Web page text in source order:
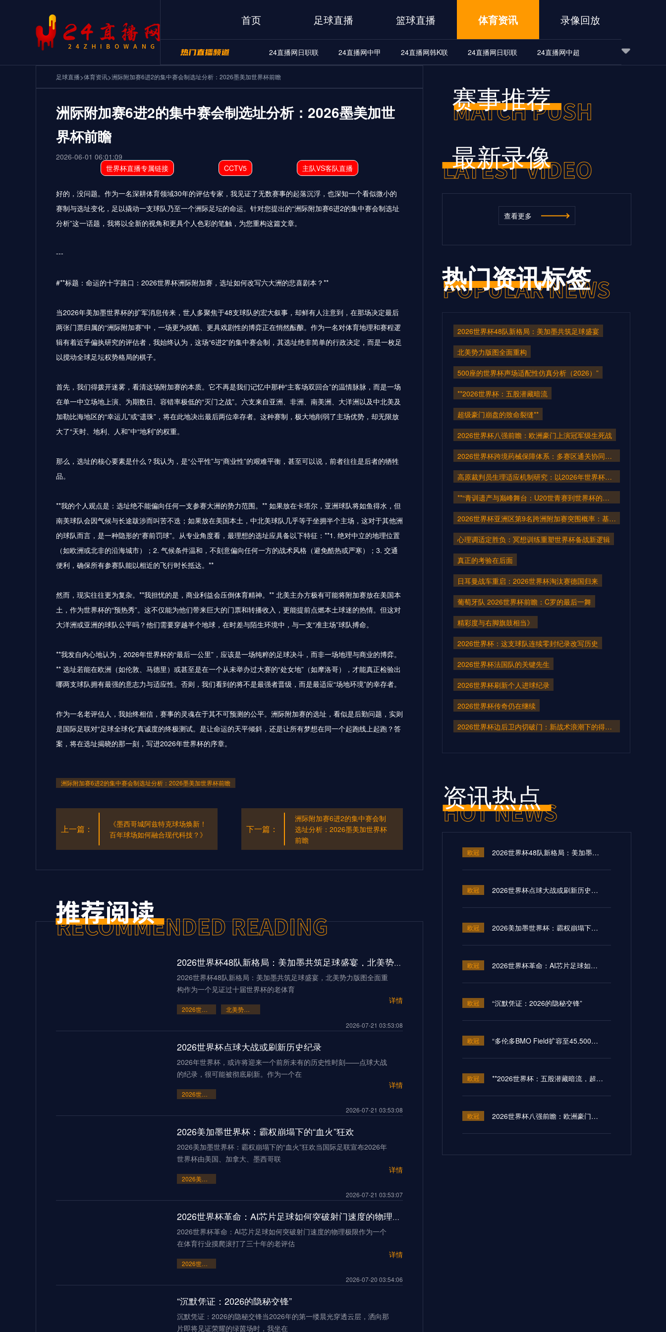
首页 足球直播 篮球直播 体育资讯 录像回放
24直播网日职联 24直播网中甲 24直播网韩K联 24直播网日职联 24直播网中超
24直播网NBA 24直播网世界杯
24直播网中超 24直播网NBA
足球直播>体育资讯>洲际附加赛6进2的集中赛会制选址分析：2026墨美加世界杯前瞻
洲际附加赛6进2的集中赛会制选址分析：2026墨美加世
界杯前瞻
2026-06-01 06:01:09
世界杯直播专属链接
CCTV5 主队VS客队直播
好的，没问题。作为一名深耕体育领域30年的评估专家，我见证了无数赛事的起落沉浮，也深知一个看似微小的
赛制与选址变化，足以撬动一支球队乃至一个洲际足坛的命运。针对您提出的“洲际附加赛6进2的集中赛会制选址
分析”这一话题，我将以全新的视角和更具个人色彩的笔触，为您重构这篇文章。
---
#**标题：命运的十字路口：2026世界杯洲际附加赛，选址如何改写六大洲的悲喜剧本？**
当2026年美加墨世界杯的扩军消息传来，世人多聚焦于48支球队的宏大叙事，却鲜有人注意到，在那场决定最后
两张门票归属的“洲际附加赛”中，一场更为残酷、更具戏剧性的博弈正在悄然酝酿。作为一名对体育地理和赛程逻
辑有着近乎偏执研究的评估者，我始终认为，这场“6进2”的集中赛会制，其选址绝非简单的行政决定，而是一枚足
以搅动全球足坛权势格局的棋子。
首先，我们得拨开迷雾，看清这场附加赛的本质。它不再是我们记忆中那种“主客场双回合”的温情脉脉，而是一场
在单一中立场地上演、为期数日、容错率极低的“灭门之战”。六支来自亚洲、非洲、南美洲、大洋洲以及中北美及
加勒比海地区的“幸运儿”或“遗珠”，将在此地决出最后两位幸存者。这种赛制，极大地削弱了主场优势，却无限放
大了“天时、地利、人和”中“地利”的权重。
那么，选址的核心要素是什么？我认为，是“公平性”与“商业性”的艰难平衡，甚至可以说，前者往往是后者的牺牲
品。
**我的个人观点是：选址绝不能偏向任何一支参赛大洲的势力范围。** 如果放在卡塔尔，亚洲球队将如鱼得水，但
南美球队会因气候与长途跋涉而叫苦不迭；如果放在美国本土，中北美球队几乎等于坐拥半个主场，这对于其他洲
的球队而言，是一种隐形的“赛前罚球”。从专业角度看，最理想的选址应具备以下特征：**1. 绝对中立的地理位置
（如欧洲或北非的沿海城市）；2. 气候条件温和，不刻意偏向任何一方的战术风格（避免酷热或严寒）；3. 交通
便利，确保所有参赛队能以相近的飞行时长抵达。**
然而，现实往往更为复杂。**我担忧的是，商业利益会压倒体育精神。** 北美主办方极有可能将附加赛放在美国本
土，作为世界杯的“预热秀”。这不仅能为他们带来巨大的门票和转播收入，更能提前点燃本土球迷的热情。但这对
大洋洲或亚洲的球队公平吗？他们需要穿越半个地球，在时差与陌生环境中，与一支“准主场”球队搏命。
**我发自内心地认为，2026年世界杯的“最后一公里”，应该是一场纯粹的足球决斗，而非一场地理与商业的博弈。
** 选址若能在欧洲（如伦敦、马德里）或甚至是在一个从未举办过大赛的“处女地”（如摩洛哥），才能真正检验出
哪两支球队拥有最强的意志力与适应性。否则，我们看到的将不是最强者晋级，而是最适应“场地环境”的幸存者。
作为一名老评估人，我始终相信，赛事的灵魂在于其不可预测的公平。洲际附加赛的选址，看似是后勤问题，实则
是国际足联对“足球全球化”真诚度的终极测试。是让命运的天平倾斜，还是让所有梦想在同一个起跑线上起跑？答
案，将在选址揭晓的那一刻，写进2026年世界杯的序章。
洲际附加赛6进2的集中赛会制选址分析：2026墨美加世界杯前瞻
上一篇：
《墨西哥城阿兹特克球场焕新！
百年球场如何融合现代科技？》
下一篇：
洲际附加赛6进2的集中赛会制
选址分析：2026墨美加世界杯
前瞻
2026世界杯48队新格局：美加墨共筑足球盛宴，北美势力版图全面重构
2026世界杯48队新格局：美加墨共筑足球盛宴，北美势力版图全面重
构作为一个见证过十届世界杯的老体育
详情
2026世界杯48队新格局：美加墨共筑足球盛宴
北美势力版图全面重构
2026-07-21 03:53:08
2026世界杯点球大战或刷新历史纪录
2026年世界杯，或许将迎来一个前所未有的历史性时刻——点球大战
的纪录，很可能被彻底刷新。作为一个在
详情
2026世界杯点球大战或刷新历史纪录
2026-07-21 03:53:08
2026美加墨世界杯：霸权崩塌下的“血火”狂欢
2026美加墨世界杯：霸权崩塌下的“血火”狂欢当国际足联宣布2026年
世界杯由美国、加拿大、墨西哥联
详情
2026美加墨世界杯：霸权崩塌下的“血火”狂欢
2026-07-21 03:53:07
2026世界杯革命：AI芯片足球如何突破射门速度的物理极限
2026世界杯革命：AI芯片足球如何突破射门速度的物理极限作为一个
在体育行业摸爬滚打了三十年的老评估
详情
2026世界杯革命：AI芯片足球如何突破射门速度的物理极限
2026-07-20 03:54:06
“沉默凭证：2026的隐秘交锋”
沉默凭证：2026的隐秘交锋当2026年的第一缕晨光穿透云层，洒向那
片即将见证荣耀的绿茵场时，我坐在
赛事推荐
最新录像
查看更多
热门资讯标签
2026世界杯48队新格局：美加墨共筑足球盛宴
北美势力版图全面重构
500座的世界杯声场适配性仿真分析（2026）”
**2026世界杯：五股潜藏暗流
超级豪门崩盘的致命裂缝**
2026世界杯八强前瞻：欧洲豪门上演冠军级生死战
2026世界杯跨境药械保障体系：多赛区通关协同机制构建与医疗应急仿真推演
高原裁判员生理适应机制研究：以2026年世界杯墨西哥城赛场为视角
**“青训遗产与巅峰舞台：U20世青赛到世界杯的三十年路径验证——以2026美加墨为参照系”**
2026世界杯亚洲区第9名跨洲附加赛突围概率：基于30年历史数据的系统研判
心理调适定胜负：冥想训练重塑世界杯备战新逻辑
真正的考验在后面
日耳曼战车重启：2026世界杯淘汰赛德国归来
葡萄牙队 2026世界杯前瞻：C罗的最后一舞
精彩度与右脚旗鼓相当》
2026世界杯：这支球队连续零封纪录改写历史
2026世界杯法国队的关键先生
2026世界杯刷新个人进球纪录
2026世界杯传奇仍在继续
2026世界杯边后卫内切破门：新战术浪潮下的得分利器
资讯热点
欧冠 2026世界杯48队新格局：美加墨共筑足球盛宴，北美势力版图全面重构
欧冠 2026世界杯点球大战或刷新历史纪录
欧冠 2026美加墨世界杯：霸权崩塌下的“血火”狂欢
欧冠 2026世界杯革命：AI芯片足球如何突破射门速度的物理极限
欧冠 “沉默凭证：2026的隐秘交锋”
欧冠 “多伦多BMO Field扩容至45,500座的世界杯声场适配性仿真分析（2026）”
欧冠 **2026世界杯：五股潜藏暗流，超级豪门崩盘的致命裂缝**
欧冠 2026世界杯八强前瞻：欧洲豪门上演冠军级生死战
欧冠 **智能双生：绿茵巅峰智燃夜**